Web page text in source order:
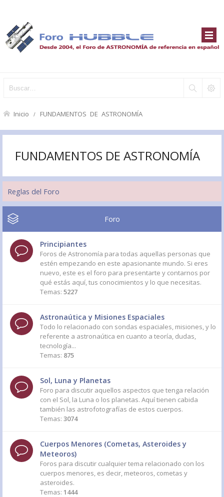
Inicio FUNDAMENTOS DE ASTRONOMÍA
FUNDAMENTOS DE ASTRONOMÍA
Reglas del Foro
Foro
Principiantes
Foros de Astronomía para todas aquellas personas que
estén empezando en este apasionante mundo. Si eres
nuevo, este es el foro para presentarte y contarnos por
qué estás aquí, tus conocimientos y lo que necesitas.
Temas: 5227
Astronaútica y Misiones Espaciales
Todo lo relacionado con sondas espaciales, misiones, y lo
referente a astronaútica en cuanto a teoría, dudas,
tecnología...
Temas: 875
Sol, Luna y Planetas
Foro para discutir aquellos aspectos que tenga relación
con el Sol, la Luna o los planetas. Aquí tienen cabida
también las astrofotografías de estos cuerpos.
Temas: 3074
Cuerpos Menores (Cometas, Asteroides y
Meteoros)
Foros para discutir cualquier tema relacionado con los
cuerpos menores, es decir, meteoros, cometas y
asteroides.
Temas: 1444